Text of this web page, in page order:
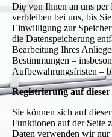
Die von Ihnen an uns per
verbleiben bei uns, bis
Einwilligung zur
die Datenspeicherung
Bearbeitung Ihres
Bestimmungen –
Aufbewahrungsfristen –
Registrierung auf dieser
Sie können sich auf
Funktionen auf der Seite
Daten verwenden wir